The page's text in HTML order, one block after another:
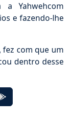
Yahwehcom
e fazendo-lhe
fez com que um
dentro desse